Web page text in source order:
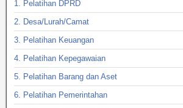
1. Pelatihan DPRD
2. Desa/Lurah/Camat
3. Pelatihan Keuangan
4. Pelatihan Kepegawaian
5. Pelatihan Barang dan Aset
6. Pelatihan Pemerintahan